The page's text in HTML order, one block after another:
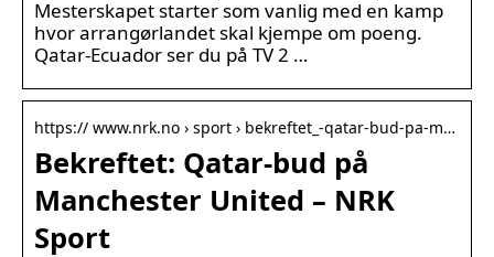
Mesterskapet starter som vanlig med en kamp
hvor arrangørlandet skal kjempe om poeng.
Qatar-Ecuador ser du på TV 2 …
https:// www.nrk.no › sport › bekreftet_-qatar-bud-pa-m…
Bekreftet: Qatar-bud på
Manchester United – NRK
Sport